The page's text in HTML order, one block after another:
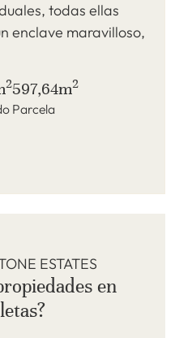
todas ellas
enclave maravilloso,
2597,64m2
Parcela
ESTATES
en